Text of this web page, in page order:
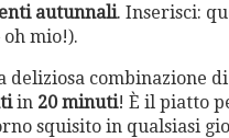
autunnali. Inserisci:
mio!).
deliziosa combinazione
in 20 minuti! È il piatto
squisito in qualsiasi